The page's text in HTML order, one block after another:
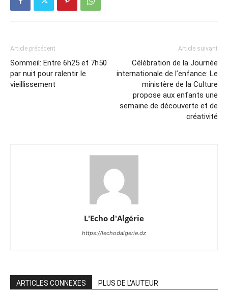
Article précédent
Sommeil: Entre 6h25 et 7h50
par nuit pour ralentir le
vieillissement
Article suivant
Célébration de la Journée
internationale de l’enfance: Le
ministère de la Culture
propose aux enfants une
semaine de découverte et de
créativité
L'Echo d'Algérie
https://lechodalgerie.dz
ARTICLES CONNEXES PLUS DE L'AUTEUR